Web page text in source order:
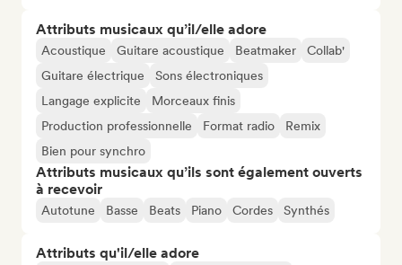
Attributs musicaux qu’il/elle adore
Acoustique Guitare acoustique Beatmaker
Collab'
Guitare électrique
Sons électroniques
Langage explicite
Morceaux finis
Production professionnelle
Format radio
Remix
Bien pour synchro
Attributs musicaux qu’ils sont également ouverts
à recevoir
Autotune Basse Beats Piano Cordes Synthés
Attributs qu'il/elle adore